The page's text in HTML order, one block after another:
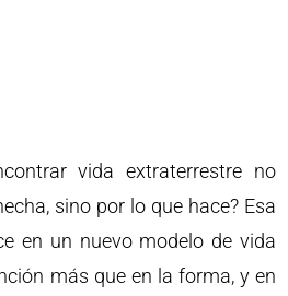
vida extraterrestre no
sino por lo que hace? Esa
en un nuevo modelo de vida
más que en la forma, y en